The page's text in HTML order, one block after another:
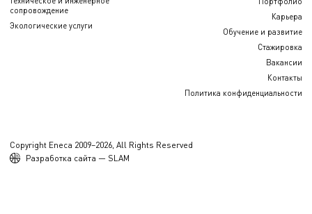
сопровождение
Экологические услуги
Карьера
Обучение и развитие
Стажировка
Вакансии
Контакты
Политика конфиденциальности
Copyright Eneca 2009–2026, All Rights Reserved
Разработка сайта — SLAM